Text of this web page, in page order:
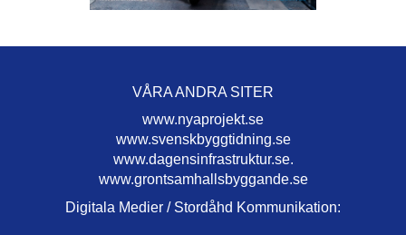
VÅRA ANDRA SITER
www.nyaprojekt.se
www.svenskbyggtidning.se
www.dagensinfrastruktur.se.
www.grontsamhallsbyggande.se
Digitala Medier / Stordåhd Kommunikation: